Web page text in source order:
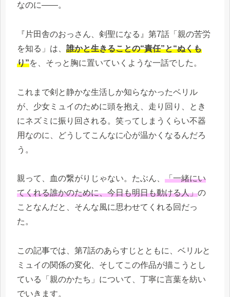
なのに——。
『片田舎のおっさん、剣聖になる』第7話「親の苦労
を知る」は、 誰かと生きることの“責任”と“ぬくも
り”を、そっと胸に置いていくような一話でした。
これまで剣と静かな生活しか知らなかったベリル
が、少女ミュイのために頭を抱え、走り回り、とき
にネズミに振り回される。笑ってしまうくらい不器
用なのに、どうしてこんなに心が温かくなるんだろ
う。
親って、血の繋がりじゃない。たぶん、 「一緒にい
てくれる誰かのために、今日も明日も動ける人」の
ことなんだと、そんな風に思わせてくれる回だっ
た。
この記事では、第7話のあらすじとともに、ベリルと
ミュイの関係の変化、そしてこの作品が描こうとし
ている「親のかたち」について、丁寧に言葉を紡い
でいきます。